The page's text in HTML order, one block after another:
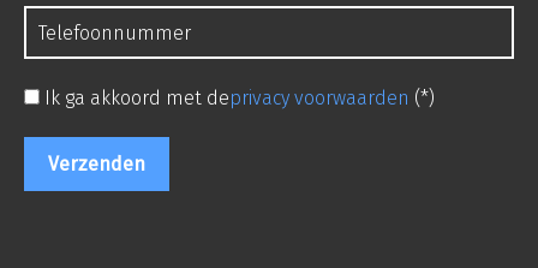
Ik ga akkoord met deprivacy voorwaarden (*)